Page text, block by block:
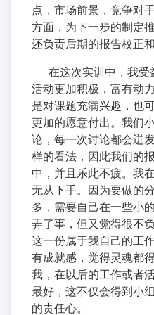
点，市场前景，竞争对
方面，为下一步的制定
还负责后期的报告校正
在这次实训中，我受
活动更加积极，富有动
是对课题充满兴趣，也
更加的愿意付出。我们
论，每一次讨论都会迸
样的看法，因此我们的
中，并且乐此不疲。我
无从下手。因为要做的
多，需要自己在一些小
弄了事，但又觉得很不
这一份属于我自己的工
有成就感，觉得灵魂都
我，在以后的工作或者
最好，这不仅会得到小
的责任心。